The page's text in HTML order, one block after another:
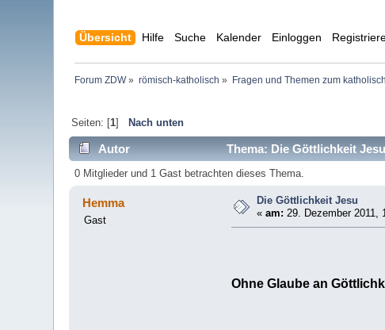
Übersicht Hilfe Suche Kalender Einloggen
Forum ZDW» römisch-katholisch » Fragen und Themen zum
Seiten: [1] Nach unten
Autor Thema: Die Göttlichkeit
0 Mitglieder und 1 Gast betrachten dieses Thema.
Hemma
Gast
Die Göttlichkeit Jesu
«am: 29. Dezember 2011,
Ohne Glaube an